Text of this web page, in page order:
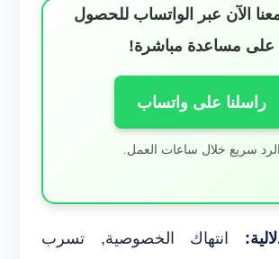
الآن عبر الواتساب للحصول
على مساعدة مباشرة!
راسلنا على واتساب
الرد سريع خلال ساعات العمل.
انتهاك الخصوصية, تسرب